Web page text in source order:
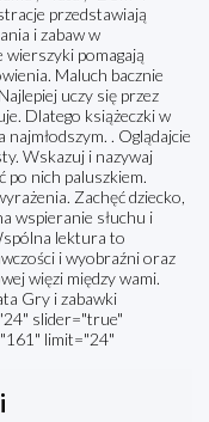
przedstawiają
i zabaw w
wierszyki pomagają
Maluch bacznie
uczy się przez
Dlatego książeczki w
. Oglądajcie
Wskazuj i nazywaj
po nich paluszkiem.
Zachęć dziecko,
wspieranie słuchu i
lektura to
i wyobraźni oraz
więzi między wami.
Gry i zabawki
slider="true"
limit="24"